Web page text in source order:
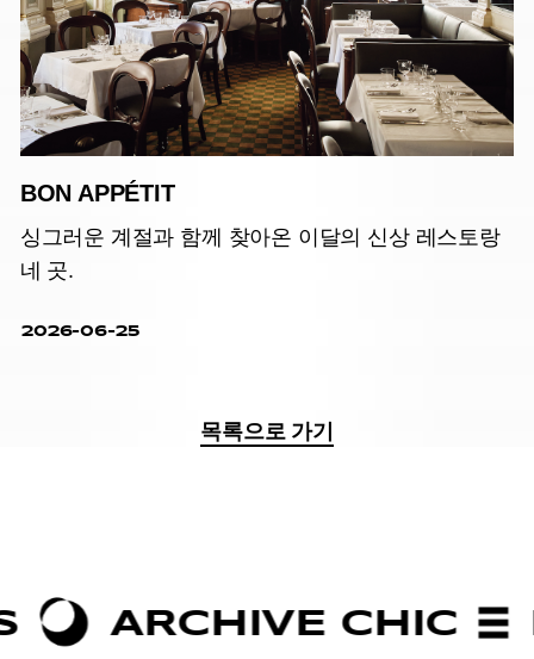
BON APPÉTIT
싱그러운 계절과 함께 찾아온 이달의 신상 레스토랑
네 곳.
2026-06-25
목록으로 가기
CHIC